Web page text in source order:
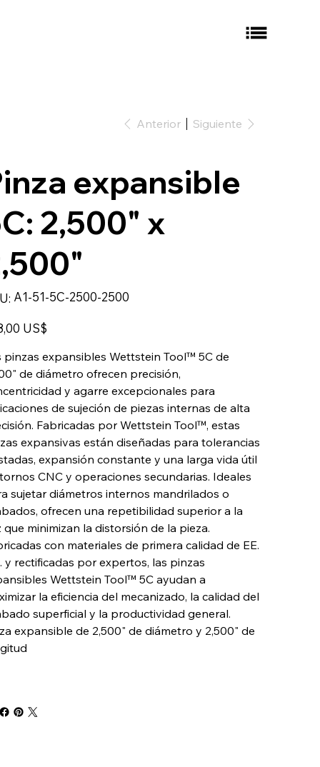
Anterior Siguiente
expansible
2,500" x
SKU
A1-
2500-
2500
A1-51-5C-2500-2500
US$
pinzas expansibles Wettstein Tool™ 5C de
de diámetro ofrecen precisión,
y agarre excepcionales para
de sujeción de piezas internas de alta
Fabricadas por Wettstein Tool™, estas
expansivas están diseñadas para tolerancias
expansión constante y una larga vida útil
CNC y operaciones secundarias. Ideales
sujetar diámetros internos mandrilados o
ofrecen una repetibilidad superior a la
que minimizan la distorsión de la pieza.
con materiales de primera calidad de EE.
y rectificadas por expertos, las pinzas
Wettstein Tool™ 5C ayudan a
la eficiencia del mecanizado, la calidad del
superficial y la productividad general.
expansible de 2,500" de diámetro y 2,500" de